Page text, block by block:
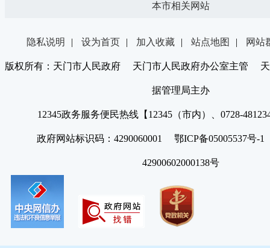
本市相关网站
隐私说明 | 设为首页 | 加入收藏 | 站点地图 | 网站
版权所有：天门市人民政府 天门市人民政府办公室主管 天
据管理局主办
12345政务服务便民热线【12345（市内）、0728-
政府网站标识码：4290060001 鄂ICP备05005537号
42900602000138号